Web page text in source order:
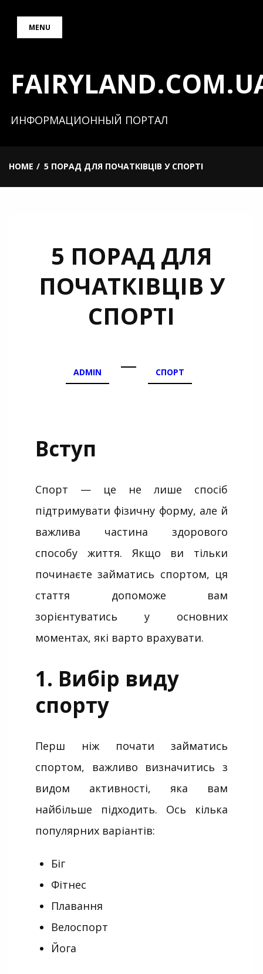
MENU
ИНФОРМАЦИОННЫЙ ПОРТАЛ
HOME 5 ПОРАД ДЛЯ ПОЧАТКІВЦІВ У СПОРТІ
5 ПОРАД ДЛЯ
ПОЧАТКІВЦІВ У
СПОРТІ
ADMIN СПОРТ
Вступ
Спорт — це не лише спосіб
підтримувати фізичну форму, але й
важлива частина здорового
способу життя. Якщо ви тільки
починаєте займатись спортом, ця
стаття допоможе вам
зорієнтуватись у основних
моментах, які варто врахувати.
1. Вибір виду
спорту
Перш ніж почати займатись
спортом, важливо визначитись з
видом активності, яка вам
найбільше підходить. Ось кілька
популярних варіантів:
Біг
Фітнес
Плавання
Велоспорт
Йога